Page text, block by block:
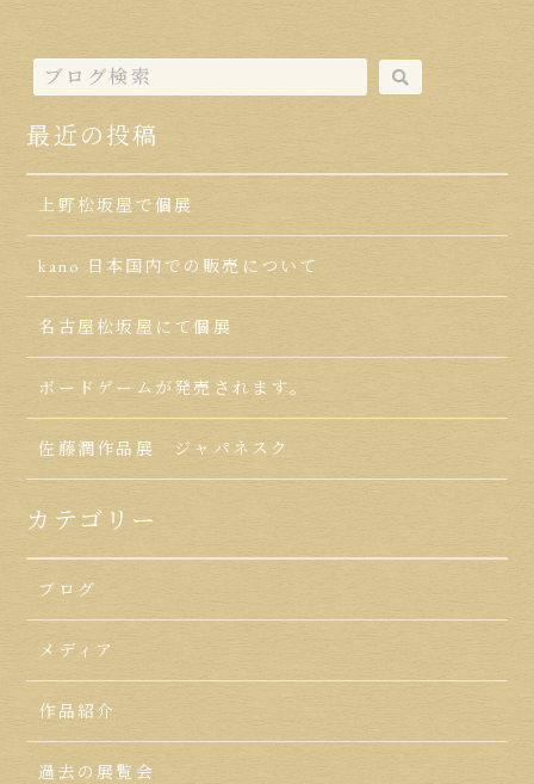
最近の投稿
上野松坂屋で個展
kano 日本国内での販売について
名古屋松坂屋にて個展
ボードゲームが発売されます。
佐藤潤作品展 ジャパネスク
カテゴリー
ブログ
メディア
作品紹介
過去の展覧会